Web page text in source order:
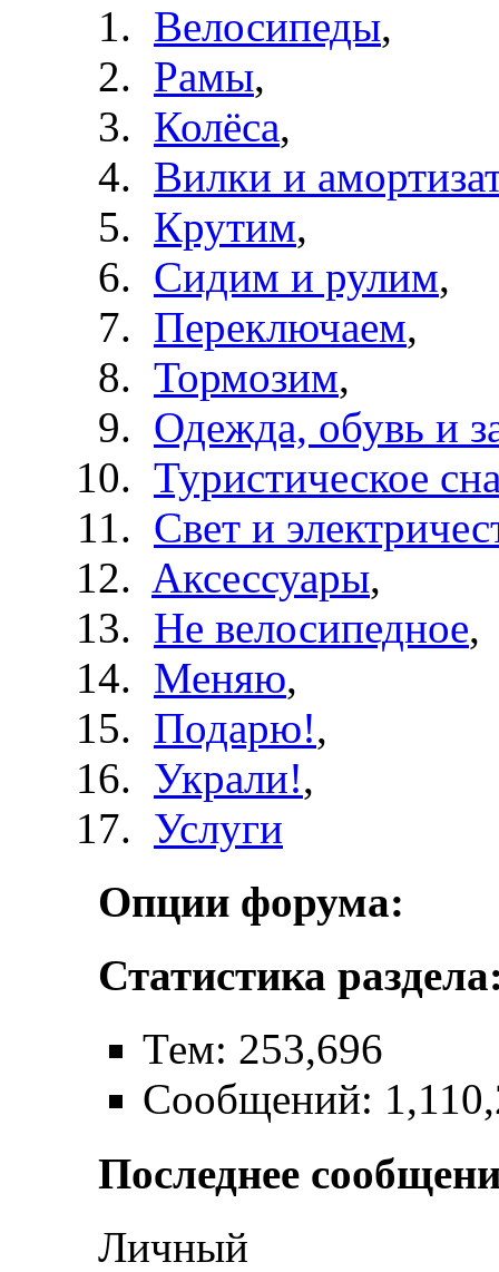
Велосипеды,
Рамы,
Колёса,
Вилки и
Крутим,
Сидим и рулим,
Переключаем,
Тормозим,
Одежда, обувь и
Туристическое
Свет и
Aксессуары,
Не велосипедное,
Меняю,
Подарю!,
Украли!,
Услуги
Опции форума:
Статистика
Тем: 253,696
Сообщений:
Последнее
Личный